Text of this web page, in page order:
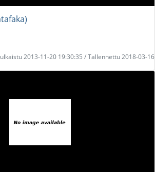
2013-11-20 19:30:35 / Tallennettu 2018-03-16